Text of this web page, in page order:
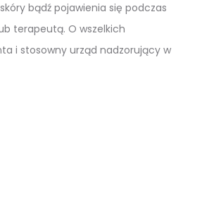
bądź pojawienia się podczas
terapeutą. O wszelkich
i stosowny urząd nadzorujący w